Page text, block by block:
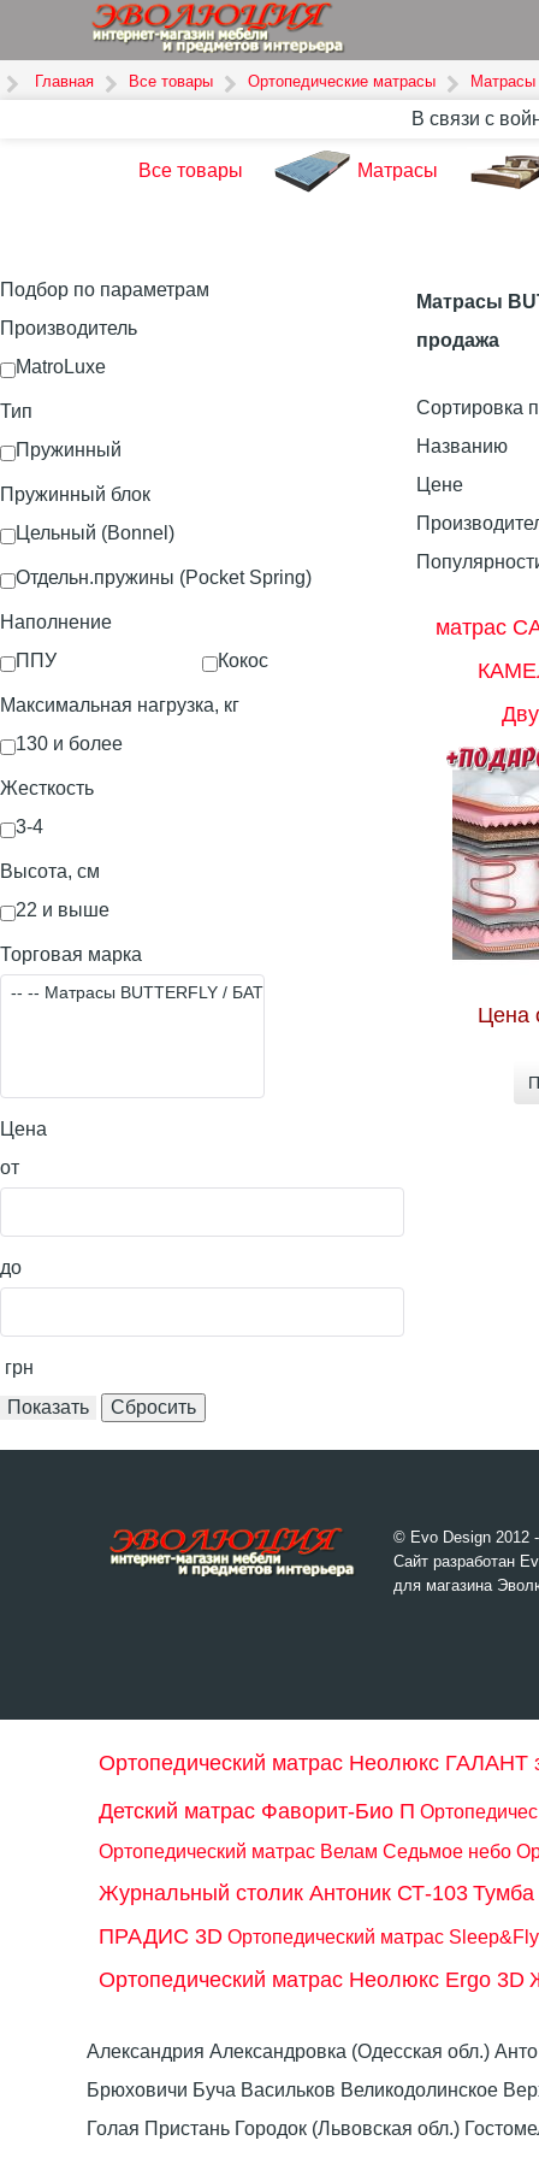
Главная Все товары Ортопедические матрасы Матрасы
В связи с
Все товары Матрасы
Подбор по параметрам
Производитель
MatroLuxe
Тип
Пружинный
Пружинный блок
Цельный (Bonnel)
Отдельн.пружины (Pocket Spring)
Наполнение
ППУ
Кокос
Максимальная нагрузка, кг
130 и более
Жесткость
3-4
Высота, см
22 и выше
Торговая марка
Цена
от
до
грн
Матрасы
продажа
Сортировка
Названию
Цене
матрас
Цена
© Evo Design 2012
Сайт разработан
для магазина
Ортопедический матрас Неолюкс ГАЛАНТ
Детский матрас Фаворит-Био П
Ортопедический матрас Велам Седьмое небо
Журнальный столик Антоник СТ-103
ПРАДИС 3D Ортопедический матрас
Ортопедический матрас Неолюкс Ergo 3D
Александрия Александровка (Одесская обл.)
Брюховичи Буча Васильков Великодолинское
Голая Пристань Городок (Львовская обл.)